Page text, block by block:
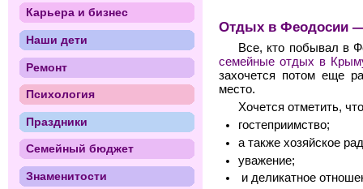
Отдых в Феодосии
Все, кто побывал в
семейные отдых в
захочется потом еще
место.
Хочется отметить,
гостеприимство;
а также хозяйское
уважение;
и деликатное
Карьера и бизнес
Наши дети
Ремонт
Психология
Праздники
Семейный бюджет
Знаменитости